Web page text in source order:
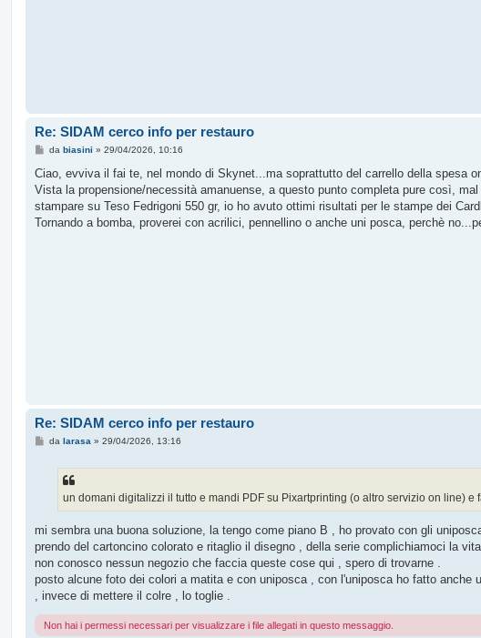
Re: SIDAM cerco info per restauro
M
s
a
g
i
da biasini » 29/04/2026, 10:16
Ciao, evviva il fai te, nel mondo di Skynet...ma soprattutto del carrello della spesa
Vista la propensione/necessità amanuense, a questo punto completa pure così,
stampare su Teso Fedrigoni 550 gr, io ho avuto ottimi risultati per le stampe dei
Tornando a bomba, proverei con acrilici, pennellino o anche uni posca, perchè
Re: SIDAM cerco info per restauro
M
o
da larasa » 29/04/2026, 13:16
un domani digitalizzi il tutto e mandi PDF su Pixartprinting (o altro servizio on line) e
mi sembra una buona soluzione, la tengo come piano B , ho provato con gli
prendo del cartoncino colorato e ritaglio il disegno , della serie complichiamoci la
non conosco nessun negozio che faccia queste cose qui , spero di trovarne .
posto alcune foto dei colori a matita e con uniposca , con l'uniposca ho fatto
, invece di mettere il colre , lo toglie .
Non hai i permessi necessari per visualizzare i file allegati in questo messaggio.